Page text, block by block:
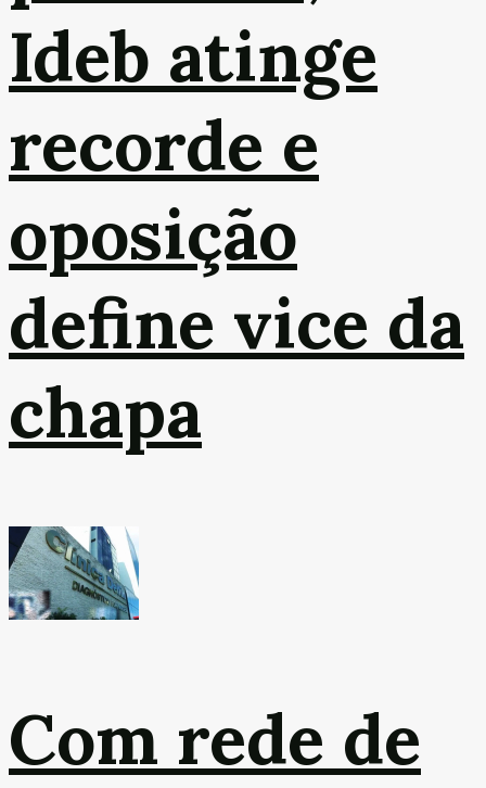
Ideb atinge
recorde e
oposição
define vice da
chapa
Com rede de